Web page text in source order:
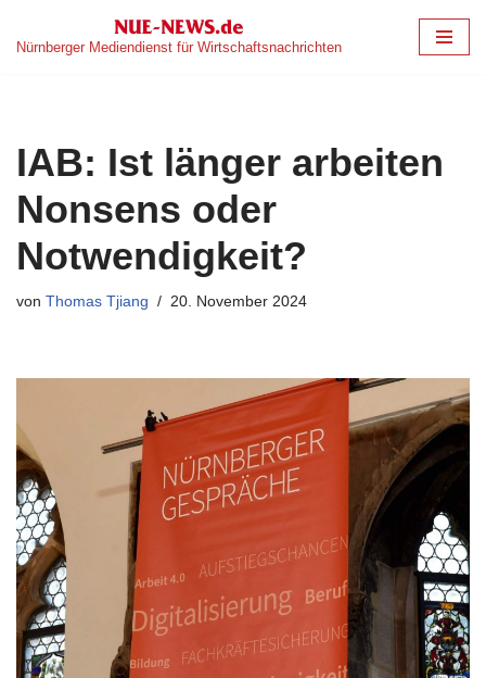
Zum
Nürnberger Mediendienst für Wirtschaftsnachrichten
IAB: Ist länger arbeiten
Nonsens oder
Notwendigkeit?
von Thomas Tjiang 20. November 2024